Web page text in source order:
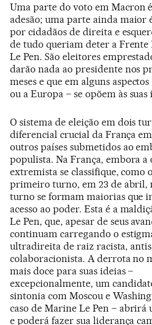
Uma parte do voto em Macron
adesão; uma parte ainda maior
por cidadãos de direita e
de tudo queriam deter a Frente
Le Pen. São eleitores
darão nada ao presidente nos
meses e que em alguns
ou a Europa – se opõem às suas
O sistema de eleição em dois
diferencial crucial da França
outros países submetidos ao
populista. Na França, embora a
extremista se classifique, como
primeiro turno, em 23 de abril,
turno se formam maiorias que
acesso ao poder. Esta é a
Le Pen, que, apesar de seus
continuam carregando o
ultradireita de raiz racista,
colaboracionista. A derrota no
mais doce para suas ideias –
excepcionalmente, um
sintonia com Moscou e
caso de Marine Le Pen – abrirá
e poderá fazer sua liderança